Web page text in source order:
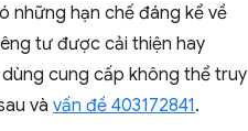
những hạn chế đáng kể về
tư được cải thiện hay
cung cấp không thể truy
và vấn đề 403172841.